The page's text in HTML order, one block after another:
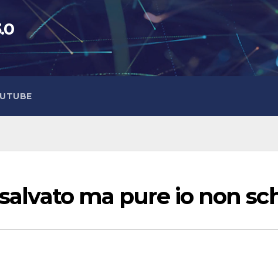
ma pure io non